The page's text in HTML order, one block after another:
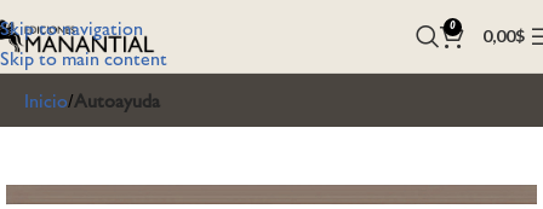
Skip to navigation
Skip to main content
0 0,00$
Inicio Autoayuda